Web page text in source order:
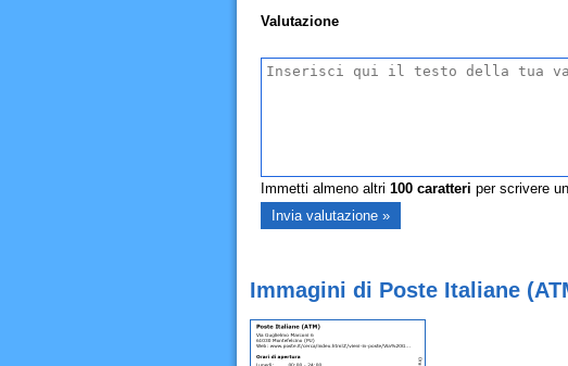
Valutazione
Immetti almeno altri 100caratteri per scrivere
Immagini di Poste Italiane